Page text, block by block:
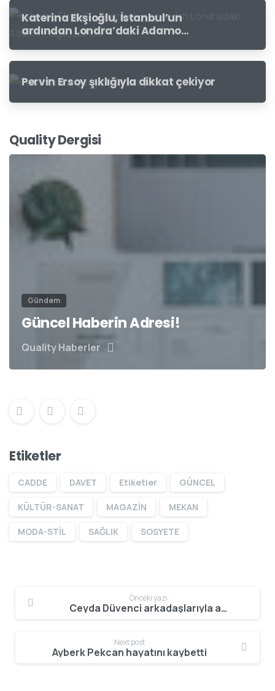
Katerina Ekşioğlu, İstanbul’un
ardından Londra’daki Adamo
Pervin Ersoy şıklığıyla dikkat çekiyor
Quality Dergisi
Gündem
Güncel Haberin Adresi!
Quality Haberler
Etiketler
CADDE DAVET Etiketler GÜNCEL
KÜLTÜR-SANAT MAGAZİN MEKAN
MODA-STİL SAĞLIK SOSYETE
Önceki yazı
Ceyda Düvenci arkadaşlarıyla akşam yemeğinde buluştu
Next post
Ayberk Pekcan hayatını kaybetti